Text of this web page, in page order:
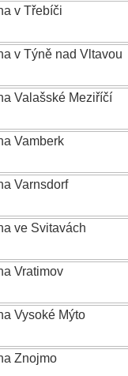
v Třebíči
v Týně nad Vltavou
Valašské Meziříčí
Vamberk
Varnsdorf
ve Svitavách
Vratimov
Vysoké Mýto
Znojmo